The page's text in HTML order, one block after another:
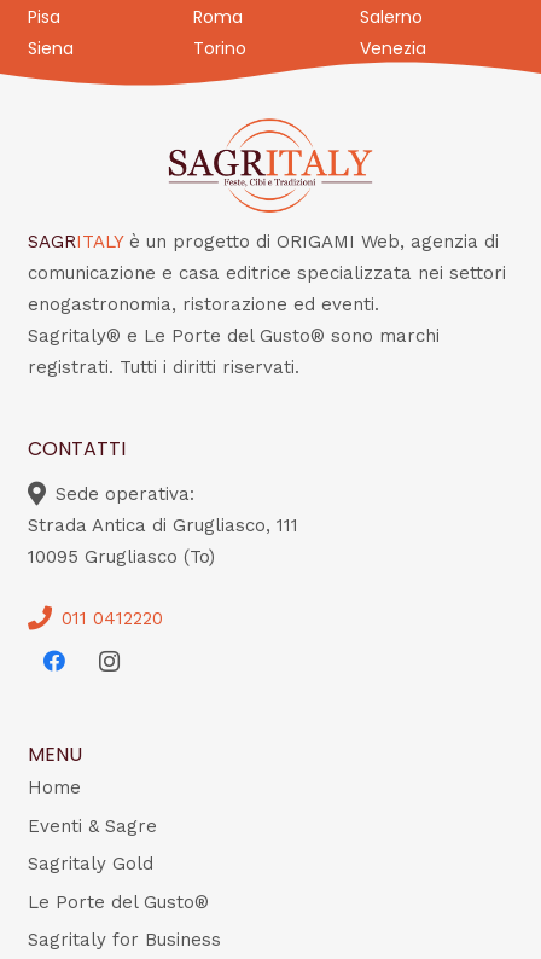
Pisa
Roma
Salerno
Siena
Torino Venezia
SAGRITALY è un progetto di ORIGAMI Web, agenzia di
comunicazione e casa editrice specializzata nei settori
enogastronomia, ristorazione ed eventi.
Sagritaly® e Le Porte del Gusto® sono marchi
registrati. Tutti i diritti riservati.
CONTATTI
Sede operativa:
Strada Antica di Grugliasco, 111
10095 Grugliasco (To)
011 0412220
MENU
Home
Eventi & Sagre
Sagritaly Gold
Le Porte del Gusto®
Sagritaly for Business